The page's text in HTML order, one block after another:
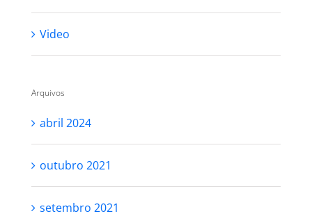
Video
Arquivos
abril 2024
outubro 2021
setembro 2021